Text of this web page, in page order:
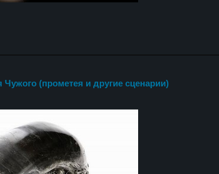
(прометея и другие сценарии)